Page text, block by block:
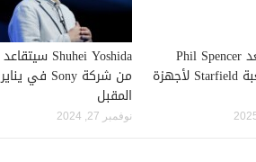
لا يستبعد Phil Spencer
إصدار لعبة Starfield لأجهزة
Shuhei Yoshida سيتقاعد
من شركة Sony في يناير
المقبل
نوفمبر 27, 2024